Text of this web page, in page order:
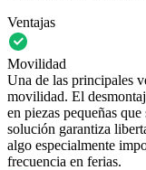
Ventajas
Movilidad
Una de las principales
movilidad. El
en piezas pequeñas
solución garantiza
algo especialmente
frecuencia en ferias.